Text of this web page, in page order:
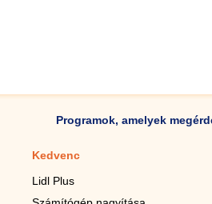
Programok, amelyek
Kedvenc
Lidl Plus